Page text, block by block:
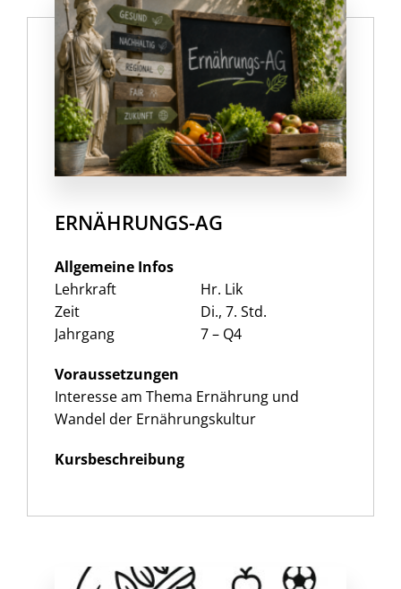
ERNÄHRUNGS-AG
Allgemeine Infos
Lehrkraft
Zeit
Jahrgang
Hr. Lik
Di., 7. Std.
7 – Q4
Voraussetzungen
Interesse am Thema Ernährung und
Wandel der Ernährungskultur
Kursbeschreibung